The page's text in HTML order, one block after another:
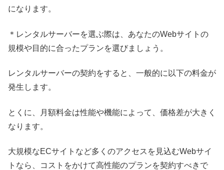
になります。
＊レンタルサーバーを選ぶ際は、あなたのWebサイトの
規模や目的に合ったプランを選びましょう。
レンタルサーバーの契約をすると、一般的に以下の料金が
発生します。
とくに、月額料金は性能や機能によって、価格差が大きく
なります。
大規模なECサイトなど多くのアクセスを見込むWebサイ
トなら、コストをかけて高性能のプランを契約すべきで